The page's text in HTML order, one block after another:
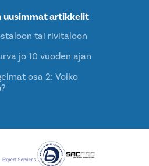
uusimmat artikkelit
tai rivitaloon
jo 10 vuoden ajan
osa 2: Voiko